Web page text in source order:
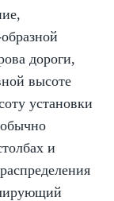
дороги,
высоте
установки
и